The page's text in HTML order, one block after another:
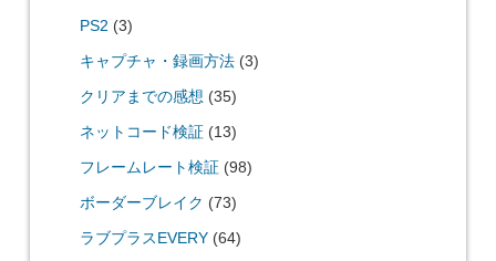
PS2 (3)
キャプチャ・録画方法(3)
クリアまでの感想 (35)
ネットコード検証 (13)
フレームレート検証 (98)
ボーダーブレイク (73)
ラブプラスEVERY(64)